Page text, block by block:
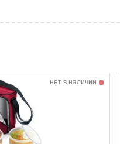
нет в наличии